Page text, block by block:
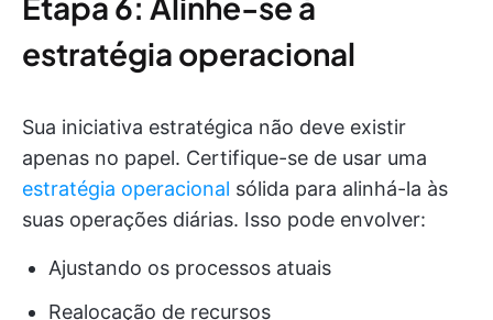
estratégia operacional
Sua iniciativa estratégica não deve existir
apenas no papel. Certifique-se de usar uma
estratégia operacional sólida para alinhá-la às
suas operações diárias. Isso pode envolver:
Ajustando os processos atuais
Realocação de recursos